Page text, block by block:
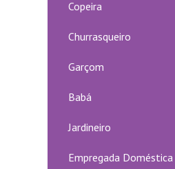
Copeira
Churrasqueiro
Garçom
Babá
Jardineiro
Empregada Doméstica